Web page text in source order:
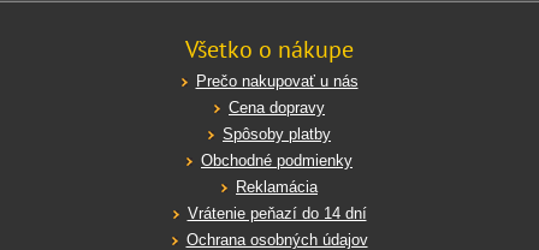
Všetko o nákupe
Prečo nakupovať u nás
Cena dopravy
Spôsoby platby
Obchodné podmienky
Reklamácia
Vrátenie peňazí do 14 dní
Ochrana osobných údajov